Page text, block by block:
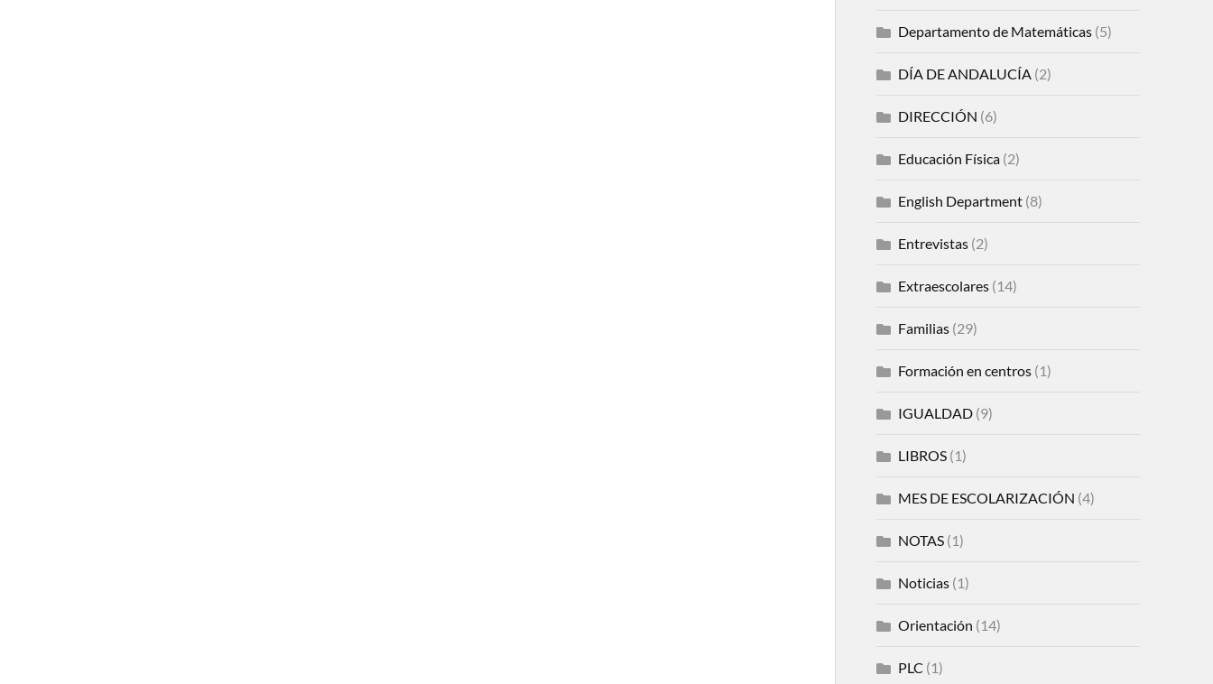
Departamento de Matemáticas(5)
DÍA DE ANDALUCÍA (2)
DIRECCIÓN (6)
Educación Física(2)
English Department(8)
Entrevistas(2)
Extraescolares(14)
Familias(29)
Formación en centros(1)
IGUALDAD(9)
LIBROS(1)
MES DE ESCOLARIZACIÓN (4)
NOTAS(1)
Noticias(1)
Orientación (14)
PLC (1)